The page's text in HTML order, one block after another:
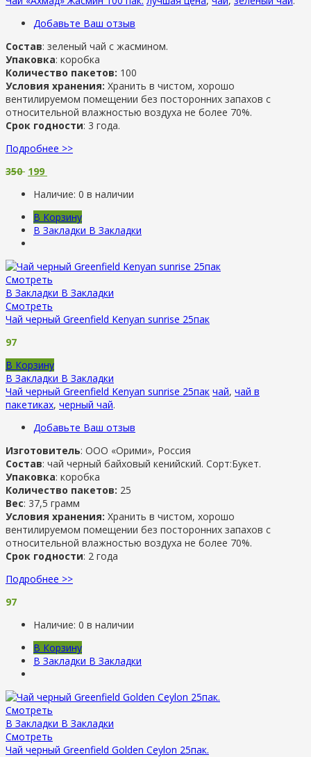
Добавьте Ваш отзыв
Состав: зеленый чай с жасмином.
Упаковка: коробка
Количество пакетов: 100
Условия хранения: Хранить в чистом, хорошо
вентилируемом помещении без посторонних запахов с
относительной влажностью воздуха не более 70%.
Срок годности: 3 года.
Подробнее >>
350 199
Наличие: 0 в наличии
В Корзину
В Закладки В Закладки
Смотреть
В Закладки В Закладки
Смотреть
Чай черный Greenfield Kenyan sunrise 25пак
97
В Корзину
В Закладки В Закладки
Чай черный Greenfield Kenyan sunrise 25пак чай, чай в
пакетиках, черный чай.
Добавьте Ваш отзыв
Изготовитель: ООО «Орими», Россия
Состав: чай черный байховый кенийский. Сорт:Букет.
Упаковка: коробка
Количество пакетов: 25
Вес: 37,5 грамм
Условия хранения: Хранить в чистом, хорошо
вентилируемом помещении без посторонних запахов с
относительной влажностью воздуха не более 70%.
Срок годности: 2 года
Подробнее >>
97
Наличие: 0 в наличии
В Корзину
В Закладки В Закладки
Смотреть
В Закладки В Закладки
Смотреть
Чай черный Greenfield Golden Ceylon 25пак.